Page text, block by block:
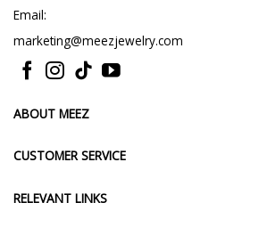
Email:
marketing@meezjewelry.com
ABOUT MEEZ
CUSTOMER SERVICE
RELEVANT LINKS